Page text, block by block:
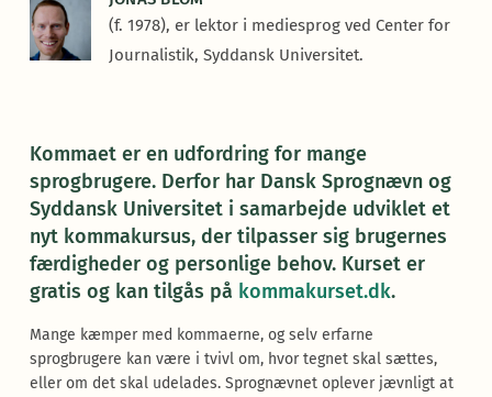
(f. 1978), er lektor i mediesprog ved Center for
Journalistik, Syddansk Universitet.
Kommaet er en udfordring for mange
sprogbrugere. Derfor har Dansk Sprognævn og
Syddansk Universitet i samarbejde udviklet et
nyt kommakursus, der tilpasser sig brugernes
færdigheder og personlige behov. Kurset er
gratis og kan tilgås på kommakurset.dk.
Mange kæmper med kommaerne, og selv erfarne
sprogbrugere kan være i tvivl om, hvor tegnet skal sættes,
eller om det skal udelades. Sprognævnet oplever jævnligt at